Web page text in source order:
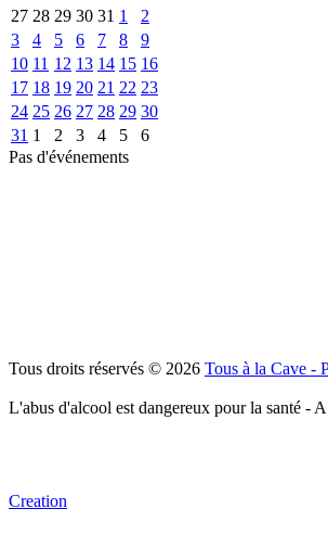
27 28 29 30 31 1
2
3
4 5 6 7 8
9
10 11 12 13 14 15 16
17 18 19 20 21 22 23
24 25 26 27 28 29 30
31 1 2 3 4 5
6
Pas d'événements
Tous droits réservés © 2026 Tous à la Cave -
L'abus d'alcool est dangereux pour la santé -
Creation